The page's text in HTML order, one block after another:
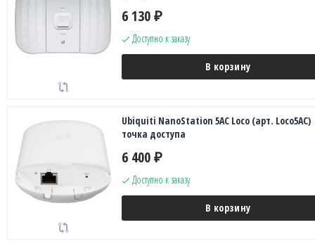
6 130 ₽
Доступно к заказу
В корзину
Ubiquiti NanoStation 5AC Loco (арт. Loco5AC)
точка доступа
6 400 ₽
Доступно к заказу
В корзину